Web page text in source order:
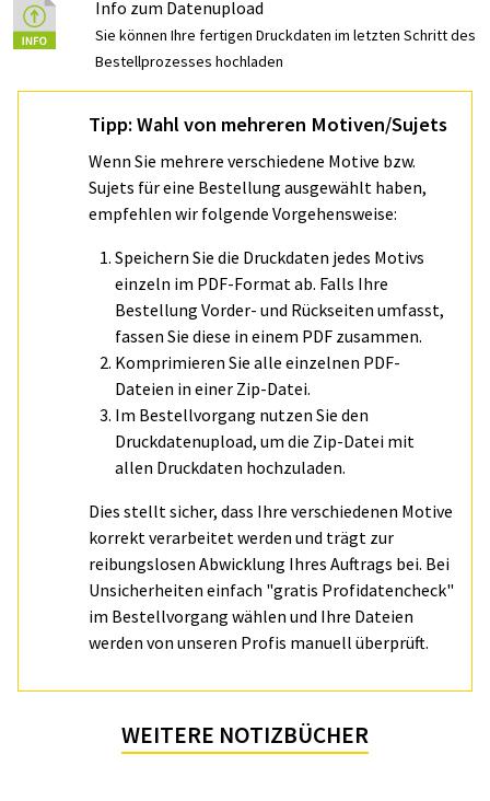
Info zum Datenupload
Sie können Ihre fertigen Druckdaten im letzten Schritt des
Bestellprozesses hochladen
Tipp: Wahl von mehreren Motiven/Sujets
Wenn Sie mehrere verschiedene Motive bzw.
Sujets für eine Bestellung ausgewählt haben,
empfehlen wir folgende Vorgehensweise:
Speichern Sie die Druckdaten jedes Motivs
einzeln im PDF-Format ab. Falls Ihre
Bestellung Vorder- und Rückseiten umfasst,
fassen Sie diese in einem PDF zusammen.
Komprimieren Sie alle einzelnen PDF-
Dateien in einer Zip-Datei.
Im Bestellvorgang nutzen Sie den
Druckdatenupload, um die Zip-Datei mit
allen Druckdaten hochzuladen.
Dies stellt sicher, dass Ihre verschiedenen Motive
korrekt verarbeitet werden und trägt zur
reibungslosen Abwicklung Ihres Auftrags bei. Bei
Unsicherheiten einfach "gratis Profidatencheck"
im Bestellvorgang wählen und Ihre Dateien
werden von unseren Profis manuell überprüft.
WEITERE NOTIZBÜCHER